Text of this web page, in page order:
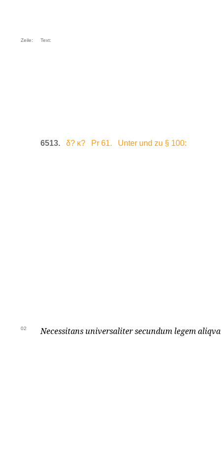
Zeile: Text:
6513. δ? κ? Pr 61. Unter und zu § 100:
02 Necessitans universaliter secundum legem